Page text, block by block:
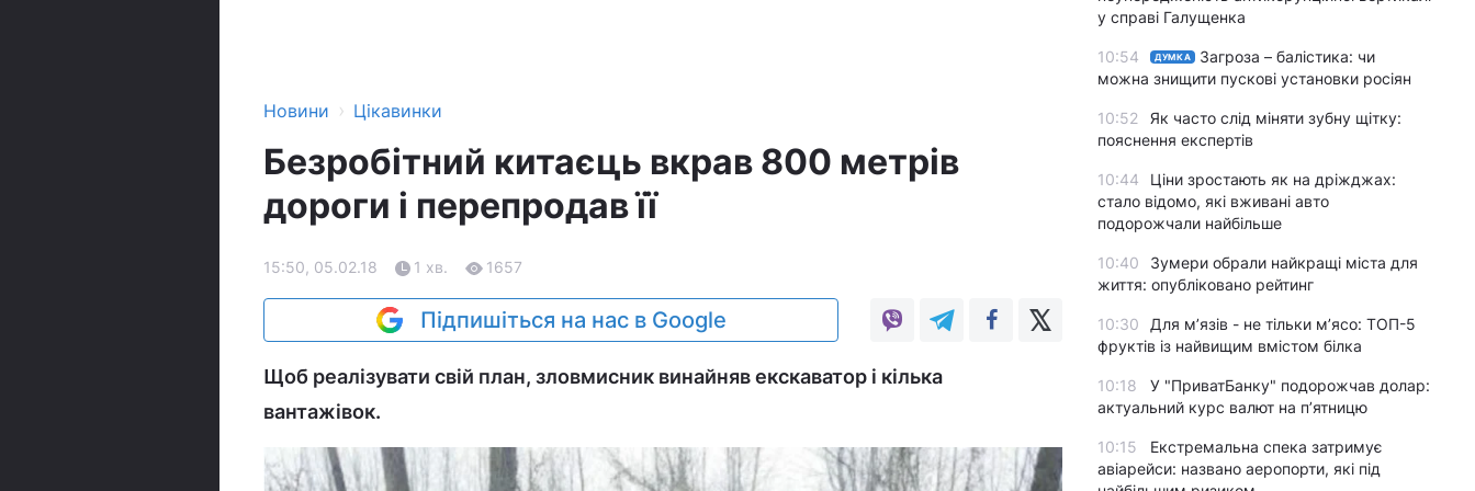
Новини › Цікавинки
Безробітний китаєць вкрав 800 метрів
дороги і перепродав її
15:50, 05.02.18 1 хв. 1657
Підпишіться на нас в Google
Щоб реалізувати свій план, зловмисник винайняв екскаватор і кілька
вантажівок.
у справі Галущенка
10:54 ДУМКА
Загроза – балістика: чи
можна знищити пускові установки росіян
10:52
Як часто слід міняти зубну щітку:
пояснення експертів
10:44
Ціни зростають як на дріжджах:
стало відомо, які вживані авто
подорожчали найбільше
10:40
Зумери обрали найкращі міста для
життя: опубліковано рейтинг
10:30
Для м’язів - не тільки м’ясо: ТОП-5
фруктів із найвищим вмістом білка
10:18
У "ПриватБанку" подорожчав долар:
актуальний курс валют на п’ятницю
10:15
Екстремальна спека затримує
авіарейси: названо аеропорти, які під